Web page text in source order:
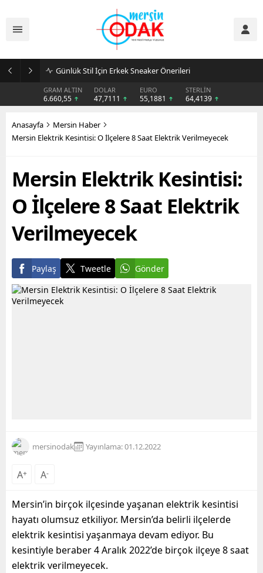
Günlük Stil İçin Erkek Sneaker Önerileri
GRAM ALTIN
6.660,55
DOLAR
47,7111
EURO
55,1881
STERLİN
64,4139
Anasayfa
Mersin Haber
Mersin Elektrik Kesintisi: O İlçelere 8 Saat Elektrik Verilmeyecek
Mersin Elektrik Kesintisi:
O İlçelere 8 Saat Elektrik
Verilmeyecek
Paylaş Tweetle Gönder
mersinodak Yayınlama: 01.12.2022
A+ A-
Mersin’in birçok ilçesinde yaşanan elektrik kesintisi
hayatı olumsuz etkiliyor. Mersin’da belirli ilçelerde
elektrik kesintisi yaşanmaya devam ediyor. Bu
kesintiyle beraber 4 Aralık 2022’de birçok ilçeye 8 saat
elektrik verilmeyecek.